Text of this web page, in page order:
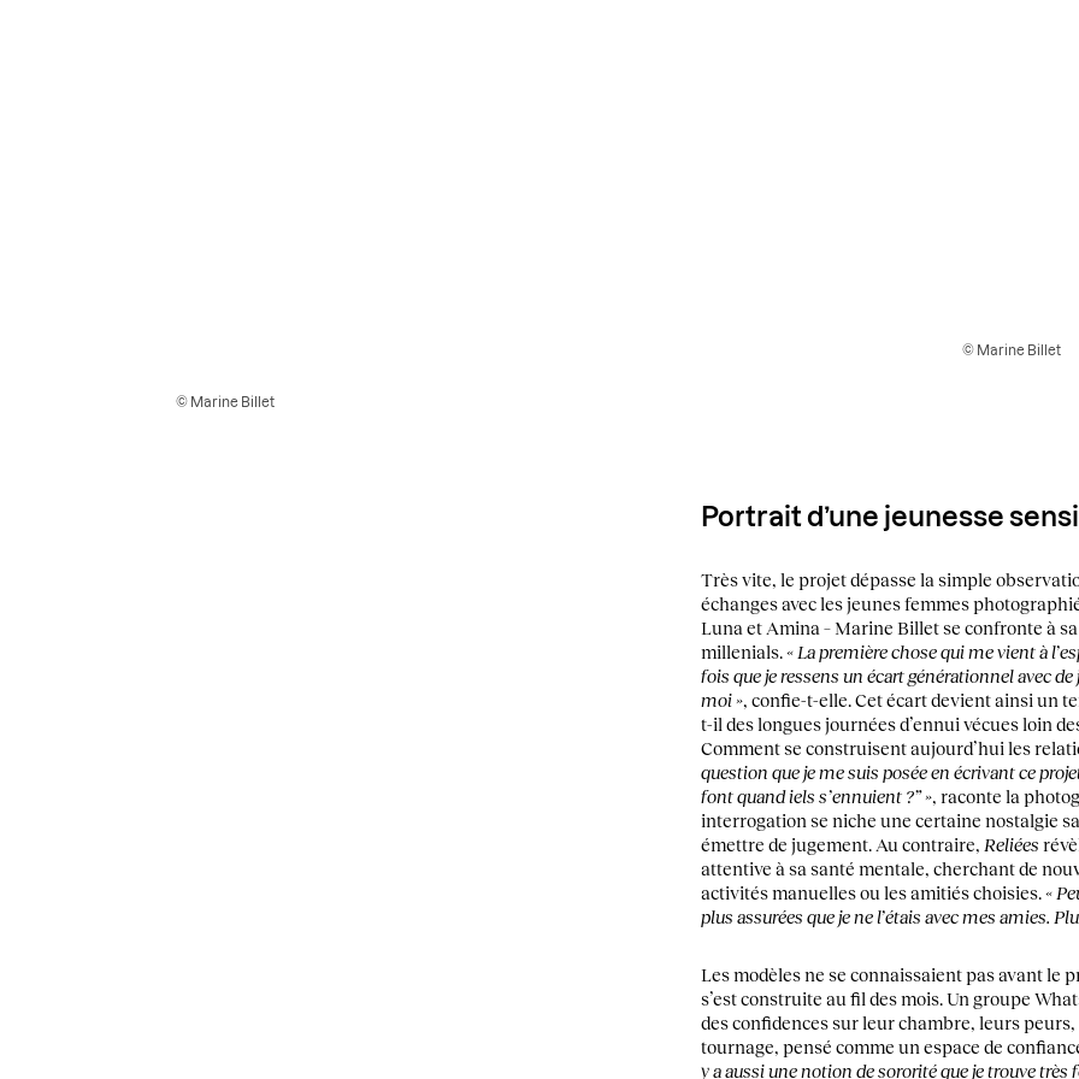
© Marine Billet
© Marine Billet
Portrait d’une jeunesse
Très vite, le projet dépasse la simple
échanges avec les jeunes femmes
Luna et Amina – Marine Billet se confronte à
millenials.« La première chose qui me vient à
fois que je ressens un écart générationnel avec
moi », confie-t-elle. Cet écart devient ainsi un
t-il des longues journées d’ennui vécues loin
Comment se construisent aujourd’hui les
question que je me suis posée en écrivant ce
font quand iels s’ennuient ?” », raconte la
interrogation se niche une certaine nostalgie
émettre de jugement. Au contraire, Reliées
attentive à sa santé mentale, cherchant de
activités manuelles ou les amitiés choisies.«
plus assurées que je ne l’étais avec mes amies.
Les modèles ne se connaissaient pas avant le
s’est construite au fil des mois. Un groupe
des confidences sur leur chambre, leurs
tournage, pensé comme un espace de
y a aussi une notion de sororité que je trouve très